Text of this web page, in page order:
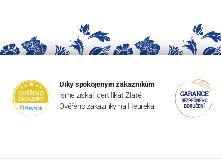
Díky spokojeným zákazníkům
jsme získali certifikát Zlaté
Ověřeno zákazníky na Heureka.